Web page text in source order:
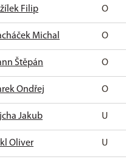
Filip O
Michal O
Štěpán O
Ondřej O
Jakub U
Oliver U